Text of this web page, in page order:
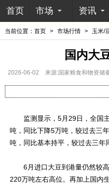
首页 市场 资讯
当前位置： 首页 > 市场行情 > 玉米/
国内大
2026-06-02 来源:国家粮食和物资储
监测显示，5月29日，全国主
吨，同比下降5万吨，较过去三
吨，同比基本持平，较过去三年
6月进口大豆到港量仍然较高
220万吨左右高位。再加上国内